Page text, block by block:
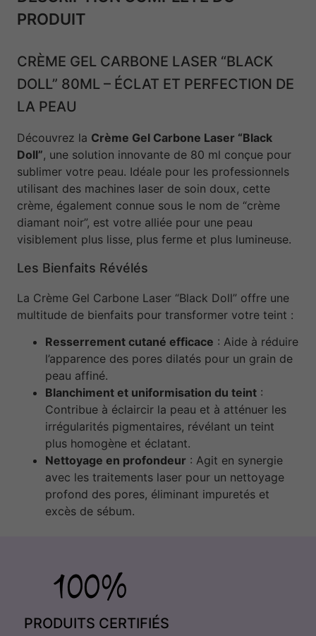
PRODUIT
CRÈME GEL CARBONE LASER “BLACK
DOLL” 80ML – ÉCLAT ET PERFECTION DE
LA PEAU
Découvrez la Crème Gel Carbone Laser “Black
Doll”, une solution innovante de 80 ml conçue pour
sublimer votre peau. Idéale pour les professionnels
utilisant des machines laser de soin doux, cette
crème, également connue sous le nom de “crème
diamant noir”, est votre alliée pour une peau
visiblement plus lisse, plus ferme et plus lumineuse.
Les Bienfaits Révélés
La Crème Gel Carbone Laser “Black Doll” offre une
multitude de bienfaits pour transformer votre teint :
Resserrement cutané efficace : Aide à réduire
l’apparence des pores dilatés pour un grain de
peau affiné.
Blanchiment et uniformisation du teint :
Contribue à éclaircir la peau et à atténuer les
irrégularités pigmentaires, révélant un teint
plus homogène et éclatant.
Nettoyage en profondeur : Agit en synergie
avec les traitements laser pour un nettoyage
profond des pores, éliminant impuretés et
excès de sébum.
PRODUITS CERTIFIÉS